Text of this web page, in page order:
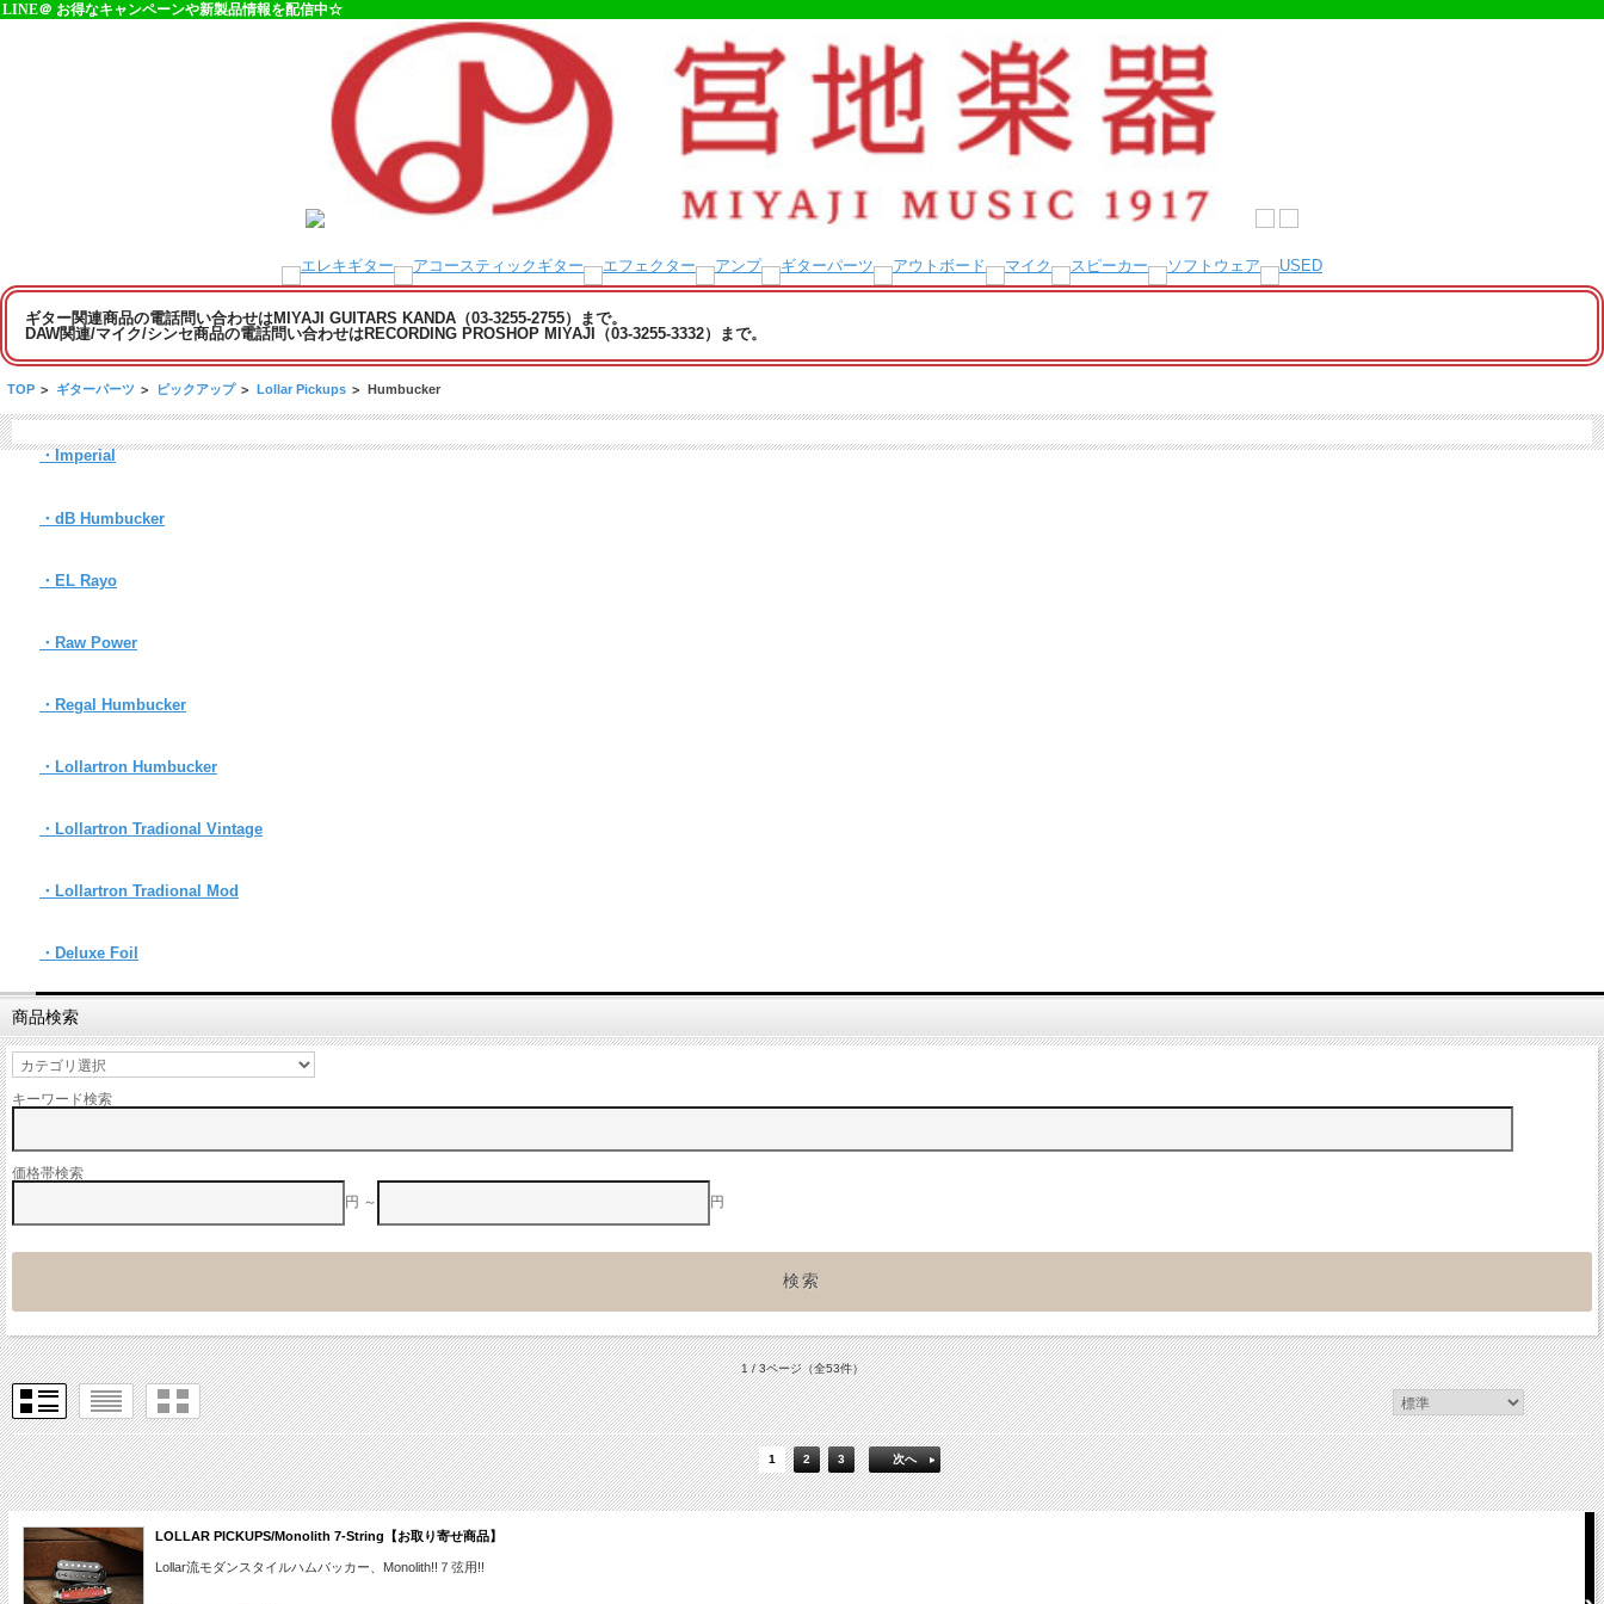
LINE＠ お得なキャンペーンや新製品情報を配信中☆
ギター関連商品の電話問い合わせはMIYAJI GUITARS KANDA（03-3255-2755）まで。
DAW関連/マイク/シンセ商品の電話問い合わせはRECORDING PROSHOP MIYAJI（03-3255-3332）まで。
TOP > ギターパーツ > ピックアップ > Lollar Pickups > Humbucker
・Imperial
・dB Humbucker
・EL Rayo
・Raw Power
・Regal Humbucker
・Lollartron Humbucker
・Lollartron Tradional Vintage
・Lollartron Tradional Mod
・Deluxe Foil
商品検索
キーワード検索
価格帯検索
円 ～
円
1 / 3ページ（全53件）
1 2 3 次へ
LOLLAR PICKUPS/Monolith 7-String【お取り寄せ商品】
Lollar流モダンスタイルハムバッカー、Monolith!!７弦用!!